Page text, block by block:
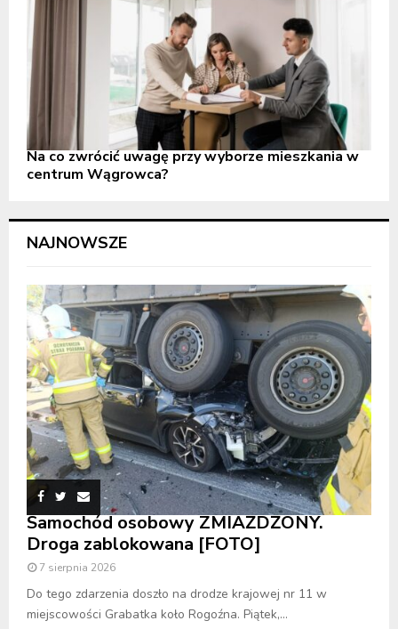
Na co zwrócić uwagę przy wyborze mieszkania w
centrum Wągrowca?
NAJNOWSZE
Samochód osobowy ZMIAŻDŻONY.
Droga zablokowana [FOTO]
7 sierpnia 2026
Do tego zdarzenia doszło na drodze krajowej nr 11 w
miejscowości Grabatka koło Rogoźna. Piątek,...